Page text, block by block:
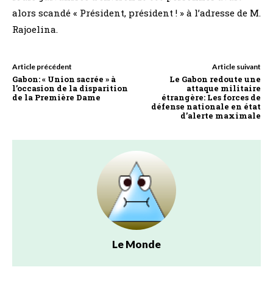
alors scandé « Président, président ! » à l’adresse de M.
Rajoelina.
Article précédent
Gabon: « Union sacrée » à
l’occasion de la disparition
de la Première Dame
Article suivant
Le Gabon redoute une
attaque militaire
étrangère: Les forces de
défense nationale en état
d’alerte maximale
Le Monde